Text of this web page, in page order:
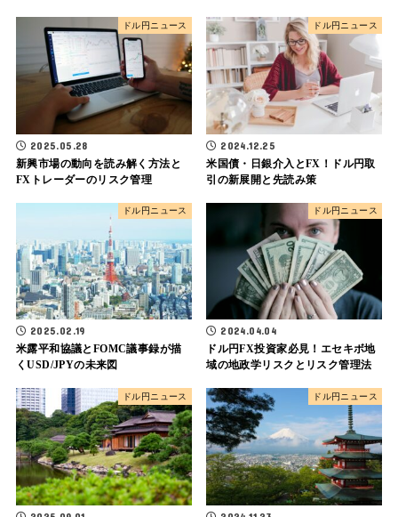
ドル円ニュース
2025.05.28
新興市場の動向を読み解く方法と
FXトレーダーのリスク管理
ドル円ニュース
2024.12.25
米国債・日銀介入とFX！ドル円取
引の新展開と先読み策
ドル円ニュース
2025.02.19
米露平和協議とFOMC議事録が描
くUSD/JPYの未来図
ドル円ニュース
2024.04.04
ドル円FX投資家必見！エセキボ地
域の地政学リスクとリスク管理法
ドル円ニュース ドル円ニュース